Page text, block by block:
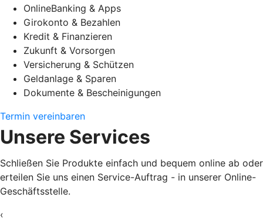
OnlineBanking & Apps
Girokonto & Bezahlen
Kredit & Finanzieren
Zukunft & Vorsorgen
Versicherung & Schützen
Geldanlage & Sparen
Dokumente & Bescheinigungen
Termin vereinbaren
Unsere Services
Schließen Sie Produkte einfach und bequem online ab oder
erteilen Sie uns einen Service-Auftrag - in unserer Online-
Geschäftsstelle.
‹